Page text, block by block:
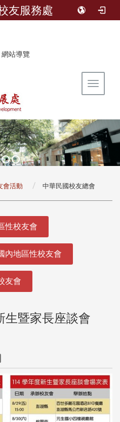
友服務處
網站導覽
Toggle
會活動 中華民國校友總會
性校友會
內地區性校友會
友會
生暨家長座談會